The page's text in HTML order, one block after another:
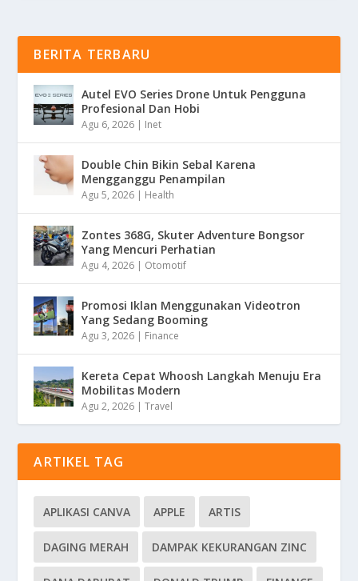
BERITA TERBARU
Autel EVO Series Drone Untuk Pengguna
Profesional Dan Hobi
Agu 6, 2026 | Inet
Double Chin Bikin Sebal Karena
Mengganggu Penampilan
Agu 5, 2026 | Health
Zontes 368G, Skuter Adventure Bongsor
Yang Mencuri Perhatian
Agu 4, 2026 | Otomotif
Promosi Iklan Menggunakan Videotron
Yang Sedang Booming
Agu 3, 2026 | Finance
Kereta Cepat Whoosh Langkah Menuju Era
Mobilitas Modern
Agu 2, 2026 |Travel
ARTIKEL TAG
APLIKASI CANVA APPLE ARTIS
DAGING MERAH DAMPAK KEKURANGAN ZINC